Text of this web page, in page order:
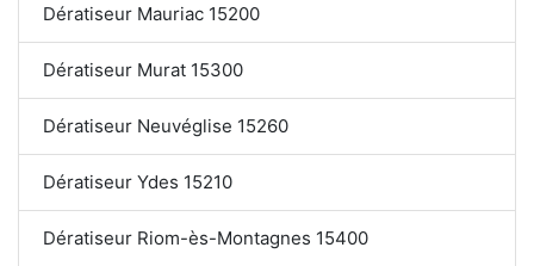
Dératiseur Mauriac 15200
Dératiseur Murat 15300
Dératiseur Neuvéglise 15260
Dératiseur Ydes 15210
Dératiseur Riom-ès-Montagnes 15400